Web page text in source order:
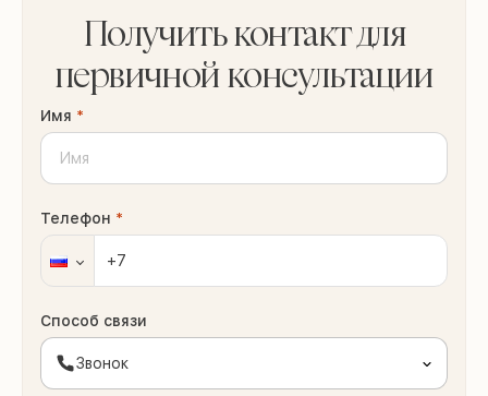
Получить контакт для
первичной консультации
Имя *
Телефон *
Способ связи
Звонок